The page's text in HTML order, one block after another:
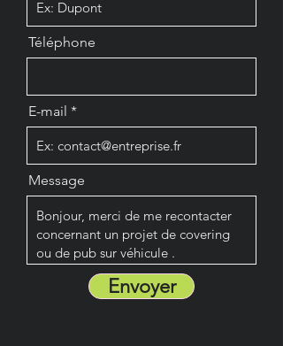
Téléphone
E-mail
Message
Envoyer